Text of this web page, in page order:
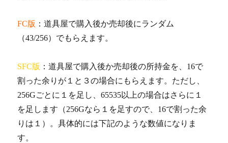
FC版 ：道具屋で購入後か売却後にランダム
（43/256）でもらえます。
SFC版 ：道具屋で購入後か売却後の所持金を、16で
割った余りが１と３の場合にもらえます。ただし、
256Gごとに１を足し、65535以上の場合はさらに１
を足します（256Gなら１を足すので、16で割った余
りは１）。具体的には下記のような数値になりま
す。